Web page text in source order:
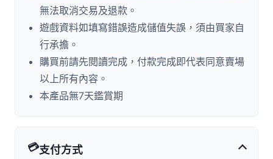
無法取消交易及退款。
遊戲資料如填寫錯誤造成儲值失誤，須由買家自
行承擔。
購買前請先閱讀完成，付款完成即代表同意賣場
以上所有內容。
本產品無7天鑑賞期
💳支付方式